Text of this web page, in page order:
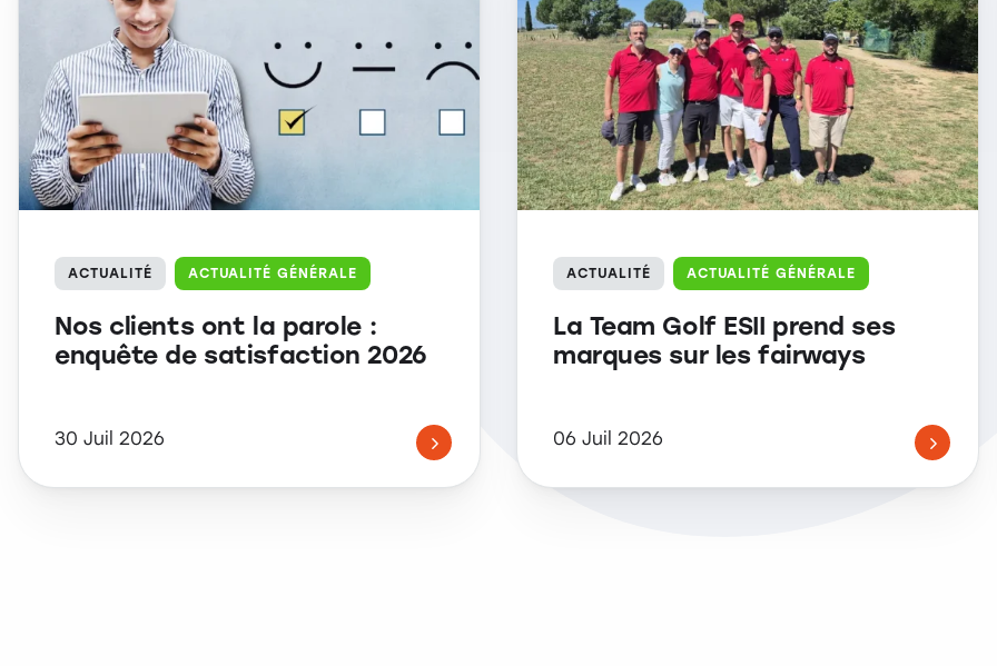
ACTUALITÉ ACTUALITÉ GÉNÉRALE
Nos clients ont la parole :
enquête de satisfaction 2026
30 Juil 2026
ACTUALITÉ ACTUALITÉ GÉNÉRALE
La Team Golf ESII prend ses
marques sur les fairways
06 Juil 2026